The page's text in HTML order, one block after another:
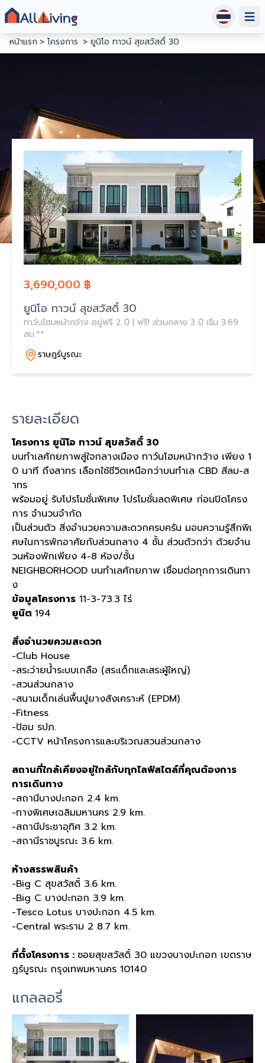
หน้าแรก
โครงการ ยูนิโอ ทาวน์ สุขสวัสดิ์ 30
3,690,000 ฿
ยูนิโอ ทาวน์ สุขสวัสดิ์ 30
ทาว์นโฮมหน้ากว้าง อยู่ฟรี 2 ปี | ฟรี! ส่วนกลาง 3 ปี เริ่ม 3.69
ลบ.**
ราษฎร์บูรณะ
รายละเอียด
โครงการ ยูนิโอ ทาวน์ สุขสวัสดิ์ 30
บนทำเลศักยภาพสู่ใจกลางเมือง ทาว์นโฮมหน้ากว้าง เพียง 1
0 นาที ถึงสาทร เลือกใช้ชีวิตเหนือกว่าบนทำเล CBD สีลม-ส
าทร
พร้อมอยู่ รับโปรโมชั่นพิเศษ โปรโมชั่นลดพิเศษ ก่อนปิดโครง
การ จำนวนจำกัด
เป็นส่วนตัว สิ่งอำนวยความสะดวกครบครัน มอบความรู้สึกพิเ
ศษในการพักอาศัยกับส่วนกลาง 4 ชั้น ส่วนตัวกว่า ด้วยจำน
วนห้องพักเพียง 4-8 ห้อง/ชั้น
NEIGHBORHOOD บนทำเลศักยภาพ เชื่อมต่อทุกการเดินทา
ง
ข้อมูลโครงการ 11-3-73.3 ไร่
ยูนิต 194
สิ่งอำนวยควมสะดวก
-Club House
-สระว่ายน้ำระบบเกลือ (สระเด็กและสระผู้ใหญ่)
-สวนส่วนกลาง
-สนามเด็กเล่นพื้นปูยางสังเคราะห์ (EPDM)
-Fitness
-ป้อม รปภ.
-CCTV หน้าโครงการและบริเวณสวนส่วนกลาง
สถานที่ใกล้เคียงอยู่ใกล้กับทุกไลฟ์สไตล์ที่คุณต้องการ
การเดินทาง
-สถานีบางปะกอก 2.4 km.
-ทางพิเศษเฉลิมมหานคร 2.9 km.
-สถานีประชาอุทิศ 3.2 km.
-สถานีราชบูรณะ 3.6 km.
ห้างสรรพสินค้า
-Big C สุขสวัสดิ์ 3.6 km.
-Big C บางปะกอก 3.9 km.
-Tesco Lotus บางปะกอก 4.5 km.
-Central พระราม 2 8.7 km.
ที่ตั้งโครงการ : ซอยสุขสวัสดิ์ 30 แขวงบางปะกอก เขตราษ
ฎร์บูรณะ กรุงเทพมหานคร 10140
แกลลอรี่